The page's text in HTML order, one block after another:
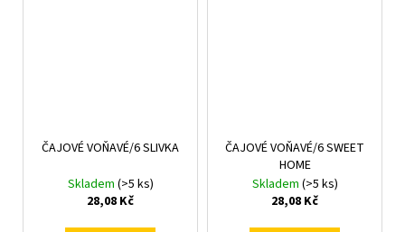
ČAJOVÉ VOŇAVÉ/6 SLIVKA
Skladem (>5 ks)
28,08 Kč
ČAJOVÉ VOŇAVÉ/6 SWEET
HOME
Skladem (>5 ks)
28,08 Kč